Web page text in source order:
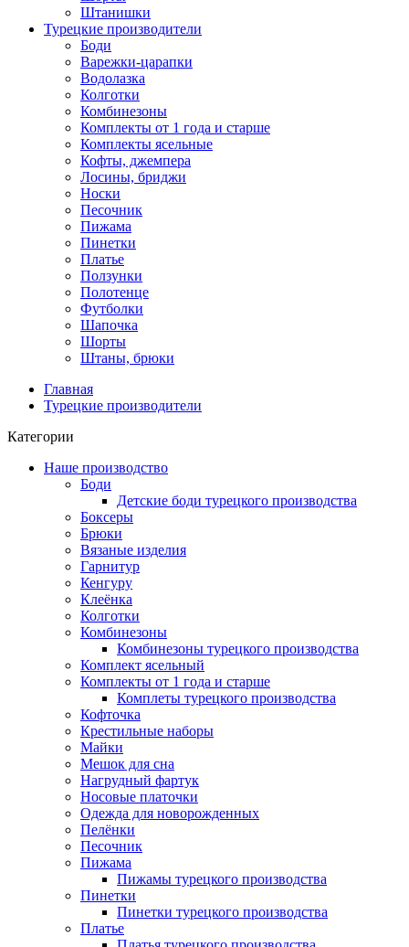
Штанишки
Турецкие производители
Боди
Варежки-царапки
Водолазка
Колготки
Комбинезоны
Комплекты от 1 года и старше
Комплекты ясельные
Кофты, джемпера
Лосины, бриджи
Носки
Песочник
Пижама
Пинетки
Платье
Ползунки
Полотенце
Футболки
Шапочка
Шорты
Штаны, брюки
Главная
Турецкие производители
Категории
Наше производство
Боди
Детские боди турецкого производства
Боксеры
Брюки
Вязаные изделия
Гарнитур
Кенгуру
Клеёнка
Колготки
Комбинезоны
Комбинезоны турецкого производства
Комплект ясельный
Комплекты от 1 года и старше
Комплеты турецкого производства
Кофточка
Крестильные наборы
Майки
Мешок для сна
Нагрудный фартук
Носовые платочки
Одежда для новорожденных
Пелёнки
Песочник
Пижама
Пижамы турецкого производства
Пинетки
Пинетки турецкого производства
Платье